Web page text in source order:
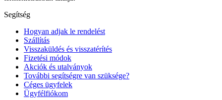
Segítség
Hogyan adjak le rendelést
Szállítás
Visszaküldés és visszatérítés
Fizetési módok
Akciók és utalványok
További segítségre van szüksége?
Céges ügyfelek
Ügyfélfiókom